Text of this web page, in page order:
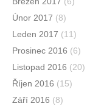
Únor 2017 (8)
Leden 2017 (11)
Prosinec 2016 (6)
Listopad 2016 (20)
Říjen 2016 (15)
Září 2016 (8)